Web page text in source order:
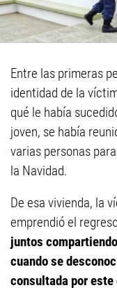
Entre las primeras
identidad de la
qué le había
joven, se había
varias personas
la Navidad.
De esa vivienda, la
emprendió el
juntos
cuando se
consultada por